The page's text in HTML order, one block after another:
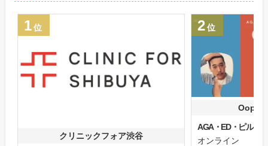
1位
クリニックフォア渋谷
2位
Oops
AGA・ED・ピル
オンライン